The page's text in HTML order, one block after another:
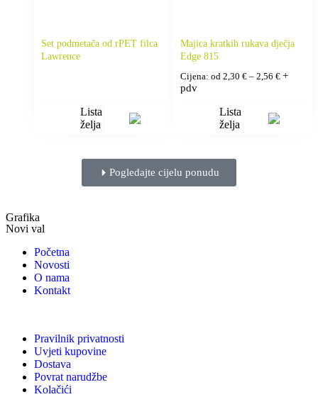
Set podmetača od rPET filca
Lawrence
Lista
želja
Majica kratkih rukava dječja
Edge 815
Cijena: od 2,30 € – 2,56 € +
pdv
Lista
želja
Pogledajte cijelu ponudu
Grafika
Novi val
Početna
Novosti
O nama
Kontakt
Pravilnik privatnosti
Uvjeti kupovine
Dostava
Povrat narudžbe
Kolačići